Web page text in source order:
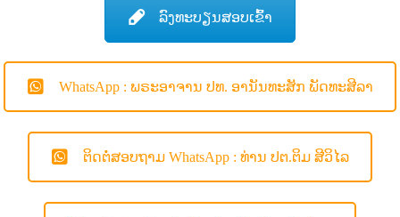
ລົງທະບຽນສອບເຂົ້າ
WhatsApp : ພຣະອາຈານ ປທ. ອານັນທະສັກ ພັດທະສີລາ
ຕິດຕໍ່ສອບຖາມ WhatsApp : ທ່ານ ປຕ.ຕິມ ສີວິໄລ